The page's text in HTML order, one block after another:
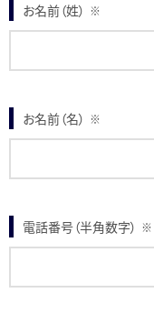
お名前（姓） ※
お名前（名） ※
電話番号（半角数字） ※